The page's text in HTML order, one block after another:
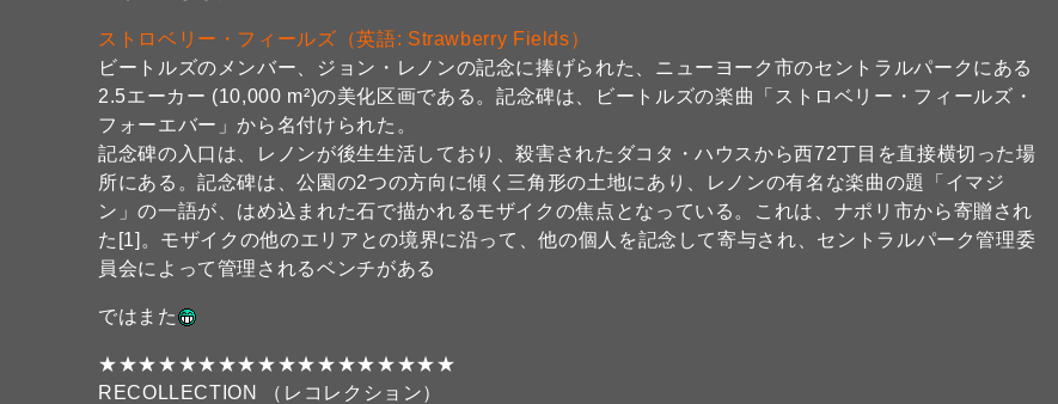
ストロベリー・フィールズ（英語: Strawberry Fields）
ビートルズのメンバー、ジョン・レノンの記念に捧げられた、ニューヨーク市のセントラルパークにある
2.5エーカー (10,000 m²)の美化区画である。記念碑は、ビートルズの楽曲「ストロベリー・フィールズ・
フォーエバー」から名付けられた。
記念碑の入口は、レノンが後生生活しており、殺害されたダコタ・ハウスから西72丁目を直接横切った場
所にある。記念碑は、公園の2つの方向に傾く三角形の土地にあり、レノンの有名な楽曲の題「イマジ
ン」の一語が、はめ込まれた石で描かれるモザイクの焦点となっている。これは、ナポリ市から寄贈され
た[1]。モザイクの他のエリアとの境界に沿って、他の個人を記念して寄与され、セントラルパーク管理委
員会によって管理されるベンチがある
ではまた
★★★★★★★★★★★★★★★★★★
RECOLLECTION （レコレクション）